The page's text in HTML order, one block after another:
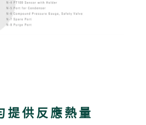
提供反應熱量